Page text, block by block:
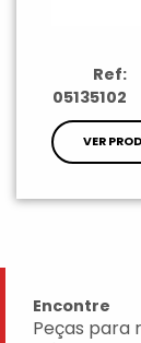
Ref:
05135102
VER
Encontre
Peças para